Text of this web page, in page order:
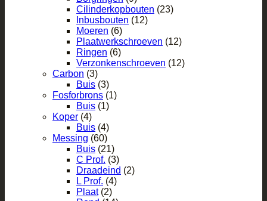
Cilinderkopbouten (23)
Inbusbouten (12)
Moeren (6)
Plaatwerkschroeven (12)
Ringen (6)
Verzonkenschroeven (12)
Carbon (3)
Buis (3)
Fosforbrons (1)
Buis (1)
Koper (4)
Buis (4)
Messing (60)
Buis (21)
C Prof. (3)
Draadeind (2)
L Prof. (4)
Plaat (2)